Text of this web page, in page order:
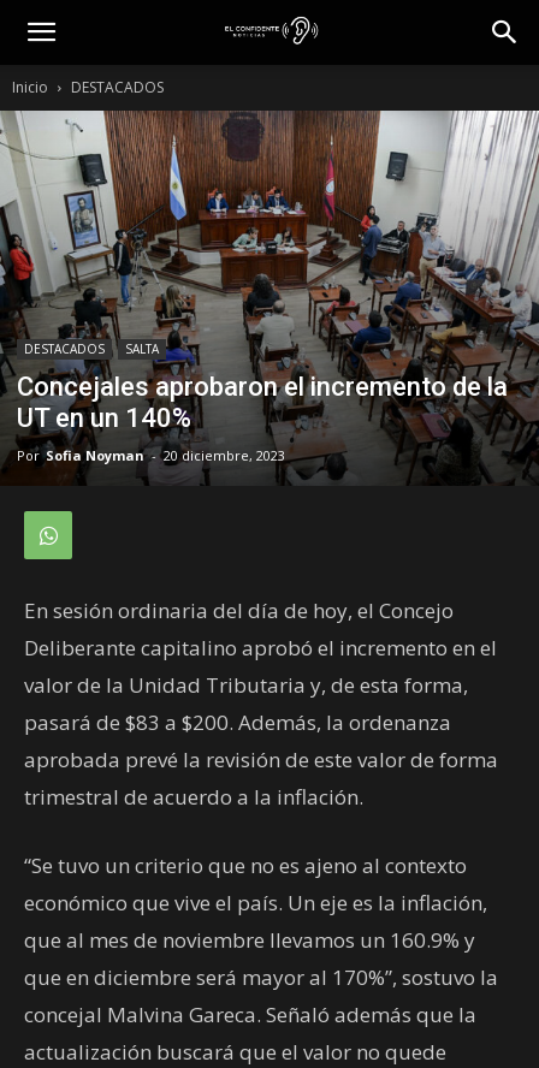
Inicio DESTACADOS
DESTACADOS SALTA
Concejales aprobaron el incremento de la
UT en un 140%
Por Sofia Noyman - 20 diciembre, 2023
En sesión ordinaria del día de hoy, el Concejo
Deliberante capitalino aprobó el incremento en el
valor de la Unidad Tributaria y, de esta forma,
pasará de $83 a $200. Además, la ordenanza
aprobada prevé la revisión de este valor de forma
trimestral de acuerdo a la inflación.
“Se tuvo un criterio que no es ajeno al contexto
económico que vive el país. Un eje es la inflación,
que al mes de noviembre llevamos un 160.9% y
que en diciembre será mayor al 170%”, sostuvo la
concejal Malvina Gareca. Señaló además que la
actualización buscará que el valor no quede